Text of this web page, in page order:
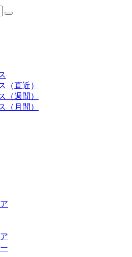
（直近）
（週間）
（月間）